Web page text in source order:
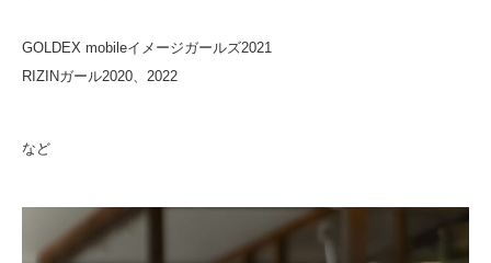
GOLDEX mobileイメージガールズ2021
RIZINガール2020、2022
など